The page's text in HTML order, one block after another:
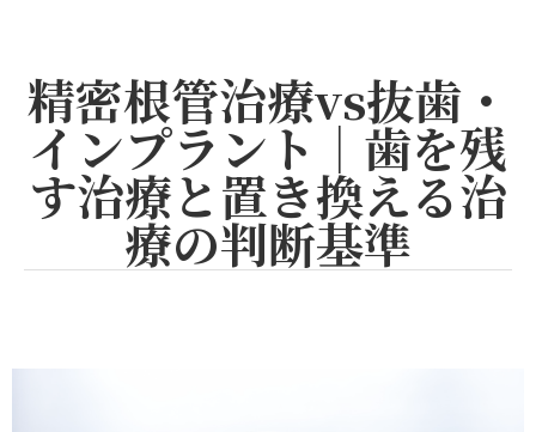
精密根管治療vs抜歯・
インプラント｜歯を残
す治療と置き換える治
療の判断基準